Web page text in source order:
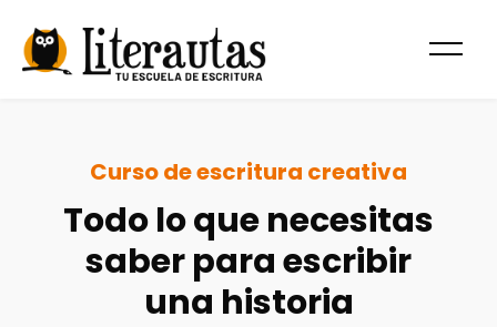
Curso de escritura creativa
Todo lo que necesitas
saber para escribir
una historia